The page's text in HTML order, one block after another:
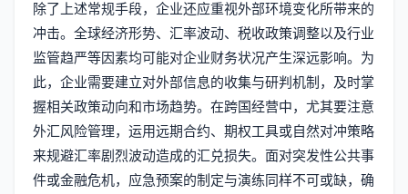
除了上述常规手段，企业还应重视外部环境变化所带来的
冲击。全球经济形势、汇率波动、税收政策调整以及行业
监管趋严等因素均可能对企业财务状况产生深远影响。为
此，企业需要建立对外部信息的收集与研判机制，及时掌
握相关政策动向和市场趋势。在跨国经营中，尤其要注意
外汇风险管理，运用远期合约、期权工具或自然对冲策略
来规避汇率剧烈波动造成的汇兑损失。面对突发性公共事
件或金融危机，应急预案的制定与演练同样不可或缺，确